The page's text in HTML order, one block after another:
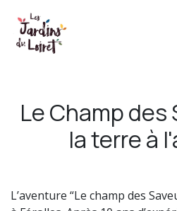
Le Champ des
la terre à
L’aventure “Le champ des